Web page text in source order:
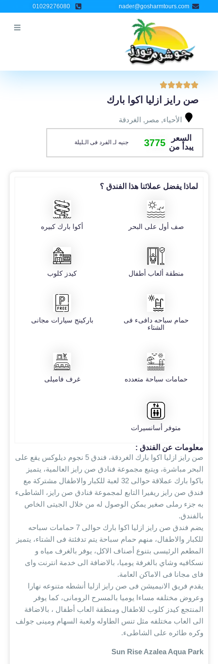
إلى
nader@gosharmtours.com
01029276080
صن رايز ازليا اكوا بارك
الأحياء, مصر , الغردقة
السعر
يبدأ من 3775 جنيه لـ الفرد فى الـليلة
لماذا يفضل عملائنا هذا الفندق ؟
صف أول على البحر أكوا بارك كبيره
منطقة ألعاب أطفال كيدز كلوب
حمام سباحه دافىء فى
الشتاء
باركينج سيارات مجانى
حمامات سباحة متعدده غرف فاميلى
متوفر أسانسيرات
معلومات عن الفندق :
صن رايز ازليا اكوا بارك الغردقة، فندق 5 نجوم ديلوكس يقع على
البحر مباشرة، ويتبع مجموعة فنادق صن رايز العالمية، يتميز
باكوا بارك عملاقة حوالى 32 لعبة للكبار والاطفال مشتركة مع
فندق صن رايز ريفيرا التابع لمجموعة فنادق صن رايز، الشاطىء
به جزء رملى صغير يمكن الوصول له من خلال الجيتى الخاص
بالفندق.
يضم فندق صن رايز ازليا اكوا بارك حوالى 7 حمامات سباحه
للكبار والاطفال، منهم حمام سباحة يتم تدفئتة فى الشتاء، يتميز
المطعم الرئيسى بتنوع أصناف الاكل، يوفر بالغرف مياه و
نسكافيه وشاي بالغرفة يوميا، بالاضافة الى خدمة انترنت واى
فاى مجانا فى الاماكن العامة.
يقدم فريق الانيميشن فى صن رايز ازليا أنشطه متنوعه نهارا
وعروض مختلفه مساءا يوميا بالمسرح الرومانى، كما يوفر
المنتجع كيدز كلوب للاطفال ومنطقة العاب أطفال ، بالاضافة
الى العاب مختلفه مثل تنس الطاوله ولعبة السهام ومينى جولف
وكره طائره على الشاطىء.
Sun Rise Azalea Aqua Park